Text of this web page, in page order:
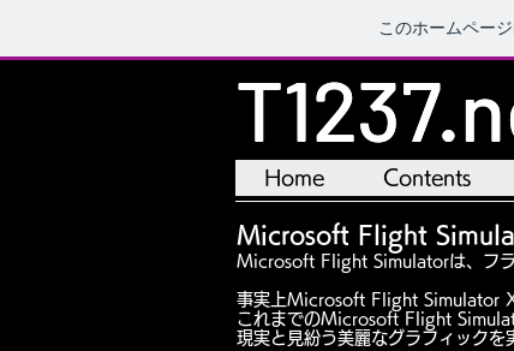
このホームペー
Home Contents
Home Contents
Microsoft Flight
Microsoft Flight Simulatorは、フラ
事実上Microsoft Flight Simulator X
これまでのMicrosoft Flight
現実と見紛う美麗なグラフィックを